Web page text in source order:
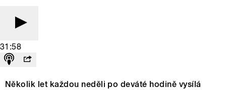
31:58
Několik let každou neděli po deváté hodině vysílá